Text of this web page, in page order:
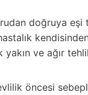
doğruya
ve ağır
öncesi